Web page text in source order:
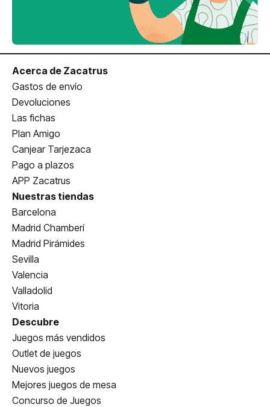
Acerca de Zacatrus
Gastos de envío
Devoluciones
Las fichas
Plan Amigo
Canjear Tarjezaca
Pago a plazos
APP Zacatrus
Nuestras tiendas
Barcelona
Madrid Chamberí
Madrid Pirámides
Sevilla
Valencia
Valladolid
Vitoria
Descubre
Juegos más vendidos
Outlet de juegos
Nuevos juegos
Mejores juegos de mesa
Concurso de Juegos